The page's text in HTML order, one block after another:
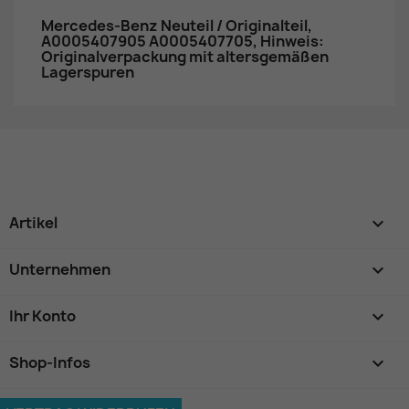
Mercedes-Benz Neuteil / Originalteil,
A0005407905 A0005407705, Hinweis:
Originalverpackung mit altersgemäßen
Lagerspuren
Artikel 
Unternehmen 
Ihr Konto 
Shop-Infos keyboard_arrow_down